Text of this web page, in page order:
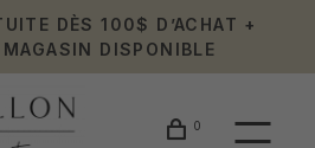
DÈS 100$ D’ACHAT +
DISPONIBLE
0